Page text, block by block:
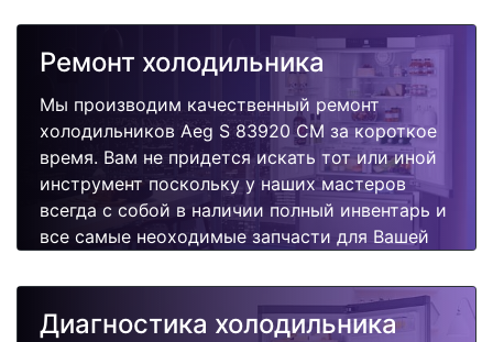
Ремонт холодильника
Мы производим качественный ремонт
холодильников Aeg S 83920 CM за короткое
время. Вам не придется искать тот или иной
инструмент поскольку у наших мастеров
всегда с собой в наличии полный инвентарь и
все самые неоходимые запчасти для Вашей
качественно и недорого.
Диагностика холодильника